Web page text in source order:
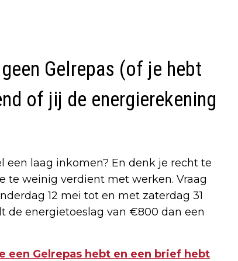
Gelrepas (of je hebt
of jij de energierekening
een laag inkomen? En denk je recht te
te weinig verdient met werken. Vraag
12 mei tot en met zaterdag 31
de energietoeslag van €800 dan een
Gelrepas hebt en een brief hebt